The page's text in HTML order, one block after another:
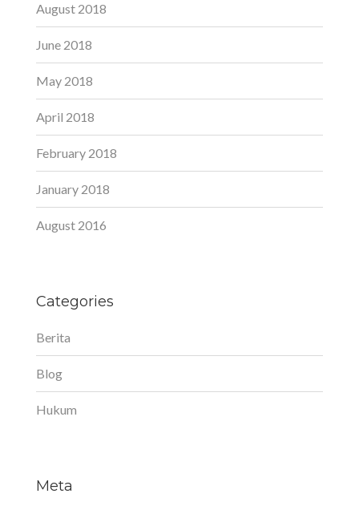
August 2018
June 2018
May 2018
April 2018
February 2018
January 2018
August 2016
Categories
Berita
Blog
Hukum
Meta